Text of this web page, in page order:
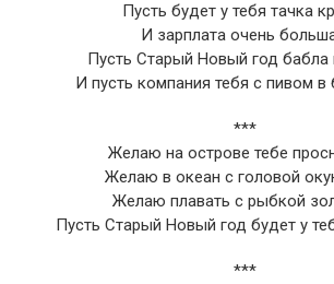
Пусть будет у тебя тачка
И зарплата очень
Пусть Старый Новый год бабла
И пусть компания тебя с пивом в
***
Желаю на острове тебе
Желаю в океан с головой
Желаю плавать с рыбкой
Пусть Старый Новый год будет у
***